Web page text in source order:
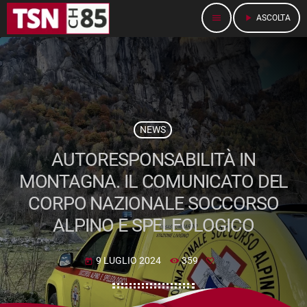
menu play_arrow ASCOLTA
NEWS
AUTORESPONSABILITÀ IN
MONTAGNA. IL COMUNICATO DEL
CORPO NAZIONALE SOCCORSO
ALPINO E SPELEOLOGICO
today 9 LUGLIO 2024 359